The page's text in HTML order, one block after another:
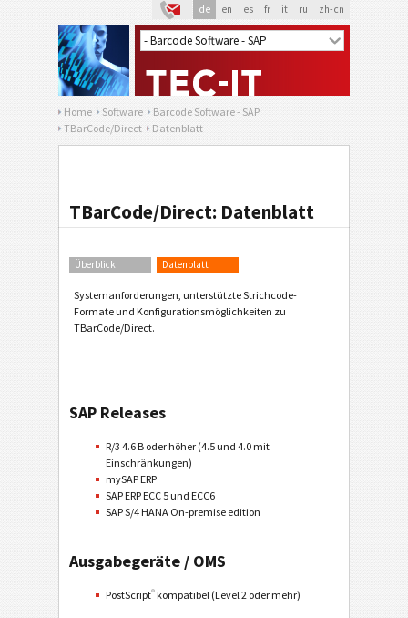
de en es fr it ru zh-cn
Home Software
Barcode Software - SAP
TBarCode/Direct
Datenblatt
TBarCode/Direct: Datenblatt
Überblick Datenblatt
Systemanforderungen, unterstützte Strichcode-
Formate und Konfigurationsmöglichkeiten zu
TBarCode/Direct.
SAP Releases
R/3 4.6 B oder höher (4.5 und 4.0 mit
Einschränkungen)
mySAP ERP
SAP ERP ECC 5 und ECC6
SAP S/4 HANA On-premise edition
Ausgabegeräte / OMS
PostScript® kompatibel (Level 2 oder mehr)